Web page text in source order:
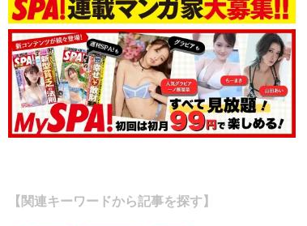
【関連キーワードから記事を探す】